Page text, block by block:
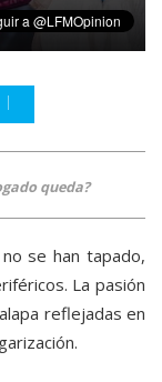
queda?
se han tapado,
La pasión
reflejadas en